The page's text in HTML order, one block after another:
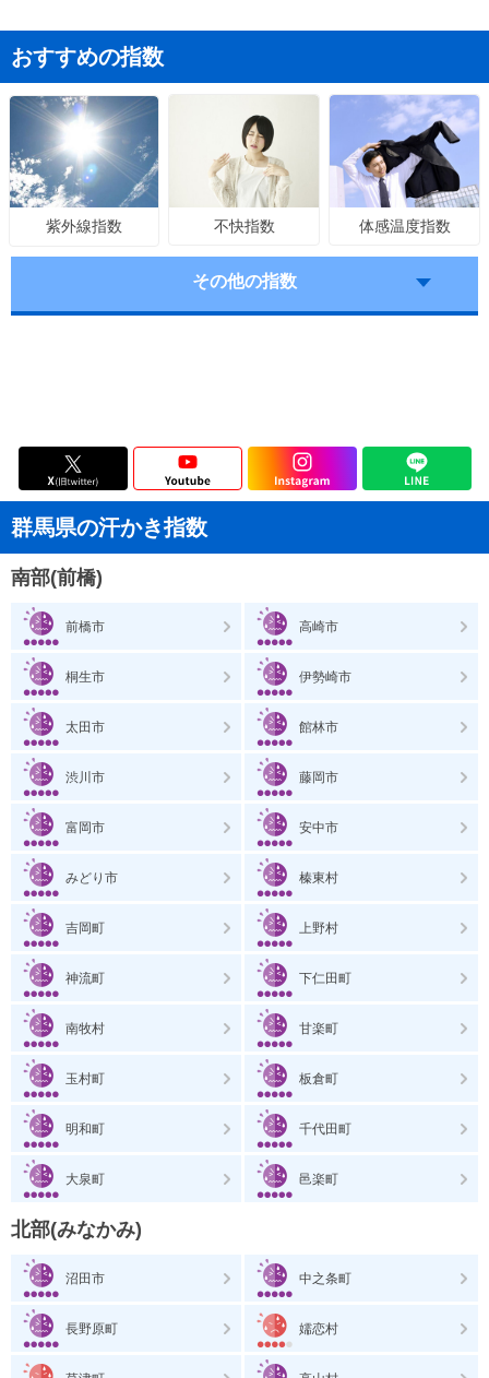
おすすめの指数
紫外線指数 不快指数 体感温度指数
その他の指数
群馬県の汗かき指数
南部(前橋)
前橋市 高崎市
桐生市 伊勢崎市
太田市 館林市
渋川市 藤岡市
富岡市 安中市
みどり市 榛東村
吉岡町 上野村
神流町 下仁田町
南牧村 甘楽町
玉村町 板倉町
明和町 千代田町
大泉町 邑楽町
北部(みなかみ)
沼田市 中之条町
長野原町 嬬恋村